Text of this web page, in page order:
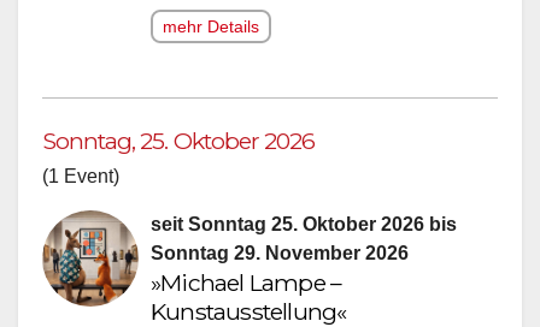
mehr Details
Sonntag, 25. Oktober 2026
(1 Event)
seit Sonntag 25. Oktober 2026 bis
Sonntag 29. November 2026
»Michael Lampe –
Kunstausstellung«